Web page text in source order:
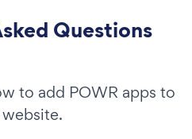
Questions
to add POWR apps to